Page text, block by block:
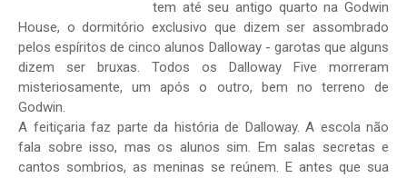
tem até seu antigo quarto na Godwin
House, o dormitório exclusivo que dizem ser assombrado
pelos espíritos de cinco alunos Dalloway - garotas que alguns
dizem ser bruxas. Todos os Dalloway Five morreram
misteriosamente, um após o outro, bem no terreno de
Godwin.
A feitiçaria faz parte da história de Dalloway. A escola não
fala sobre isso, mas os alunos sim. Em salas secretas e
cantos sombrios, as meninas se reúnem. E antes que sua